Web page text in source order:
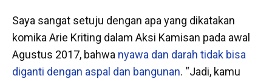
Saya sangat setuju dengan apa yang dikatakan
komika Arie Kriting dalam Aksi Kamisan pada awal
Agustus 2017, bahwa nyawa dan darah tidak bisa
diganti dengan aspal dan bangunan. “Jadi, kamu